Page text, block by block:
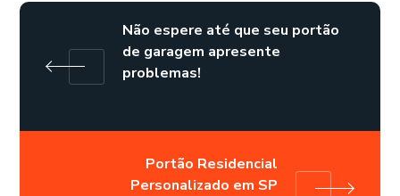
Não espere até que seu portão
de garagem apresente
problemas!
Portão Residencial
Personalizado em SP